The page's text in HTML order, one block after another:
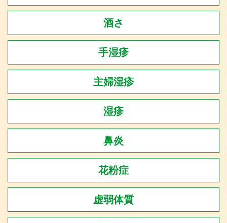
酒さ
手湿疹
主婦湿疹
湿疹
鼻炎
花粉症
虚弱体質